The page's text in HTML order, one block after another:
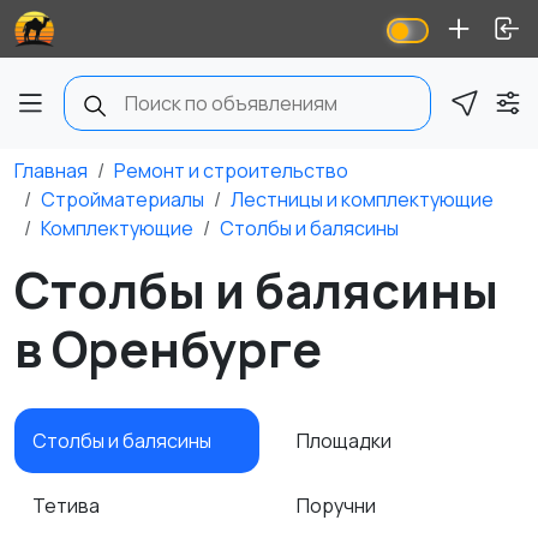
Главная
Ремонт и строительство
Стройматериалы
Лестницы и комплектующие
Комплектующие
Столбы и балясины
Столбы и балясины
в Оренбурге
Столбы и балясины
Тетива
Площадки
Поручни